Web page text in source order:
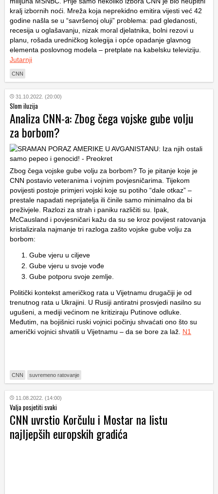
kralj izbornih noći. Mreža koja neprekidno emitira vijesti već 42
godine našla se u “savršenoj oluji” problema: pad gledanosti,
recesija u oglašavanju, nizak moral djelatnika, bolni rezovi u
planu, rošada uredničkog kolegija i opće opadanje glavnog
elementa poslovnog modela – pretplate na kabelsku televiziju.
Jutarnji
CNN
31.10.2022. (20:00)
Slom iluzija
Analiza CNN-a: Zbog čega vojske gube volju
za borbom?
Zbog čega vojske gube volju za borbom? To je pitanje koje je
CNN postavio veteranima i vojnim povjesničarima. Tijekom
povijesti postoje primjeri vojski koje su potiho “dale otkaz” –
prestale napadati neprijatelja ili činile samo minimalno da bi
preživjele. Razlozi za strah i paniku različiti su. Ipak,
McCausland i povjesničari kažu da su se kroz povijest ratovanja
kristalizirala najmanje tri razloga zašto vojske gube volju za
borbom:
Gube vjeru u ciljeve
Gube vjeru u svoje vođe
Gube potporu svoje zemlje.
Politički kontekst američkog rata u Vijetnamu drugačiji je od
trenutnog rata u Ukrajini. U Rusiji antiratni prosvjedi nasilno su
ugušeni, a mediji većinom ne kritiziraju Putinove odluke.
Međutim, na bojišnici ruski vojnici počinju shvaćati ono što su
američki vojnici shvatili u Vijetnamu – da se bore za laž. N1
CNN suvremeno ratovanje
11.08.2022. (14:00)
Valja posjetiti svaki
CNN uvrstio Korčulu i Mostar na listu
najljepših europskih gradića